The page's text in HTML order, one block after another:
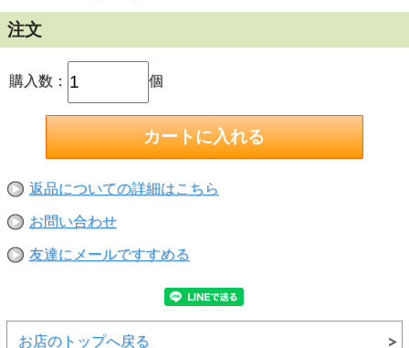
●人工大理石<br>
●プラスチック<br>
●化粧板(プリント紙合板等、材質によってはつきにくいもの
があります。接着面を消しゴムでこすると付きやすくなりま
す。表面の加工が落ちることがあります）<br>
【取り付けられない所】<br>
●壁紙 (塩ビ製、布製、紙製など)、土壁、砂壁 <br>
●天然大理石<br>
●直射日光のあたるガラス<br>
●レンジまわり <br>
●ワックス・フッ素・防カビ加工などの特殊加工のしてある
ところ<br>
●塗装のはがれやすい面<br>
【荷重制限】100gまで<br>
注文
購入数： 個
返品についての詳細はこちら
お問い合わせ
友達にメールですすめる
お店のトップへ戻る